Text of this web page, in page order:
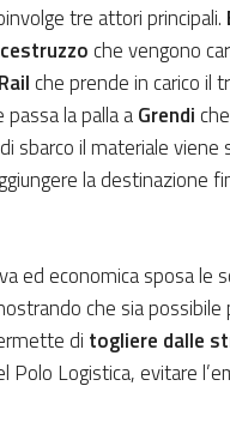
tre attori principali.
che vengono
che prende in carico il
la palla aGrendi che
sbarco il materiale
la destinazione
ed economica sposa le
che sia
di togliere dalle
Polo Logistica, evitare